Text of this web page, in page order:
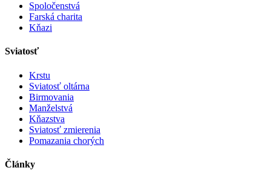
Spoločenstvá
Farská charita
Kňazi
Sviatosť
Krstu
Sviatosť oltárna
Birmovania
Manželstvá
Kňazstva
Sviatosť zmierenia
Pomazania chorých
Články